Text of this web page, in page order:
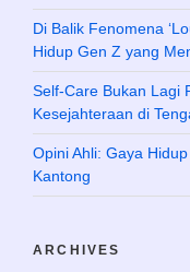
Di Balik Fenomena
Hidup Gen Z yang
Self-Care Bukan Lagi
Kesejahteraan di
Opini Ahli: Gaya
Kantong
ARCHIVES